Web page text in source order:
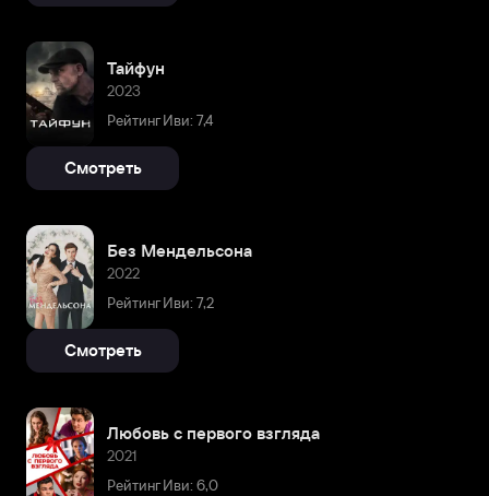
Тайфун
2023
Рейтинг Иви: 7,4
Смотреть
Без Мендельсона
2022
Рейтинг Иви: 7,2
Смотреть
Любовь с первого взгляда
2021
Рейтинг Иви: 6,0